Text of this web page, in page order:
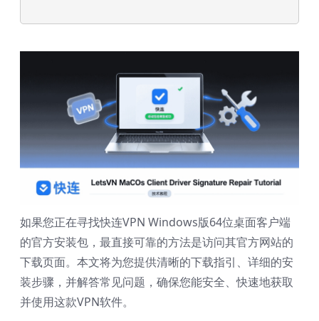
如果您正在寻找快连VPN Windows版64位桌面客户端
的官方安装包，最直接可靠的方法是访问其官方网站的
下载页面。本文将为您提供清晰的下载指引、详细的安
装步骤，并解答常见问题，确保您能安全、快速地获取
并使用这款VPN软件。